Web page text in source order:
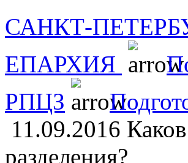
САНКТ-
ЕПАРХИЯ
РПЦЗ
11.09.2016
разделения?